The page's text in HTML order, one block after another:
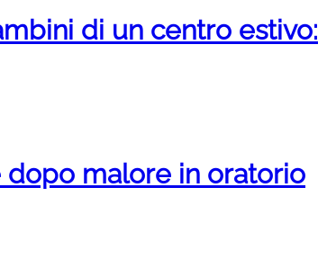
di un centro estivo:
malore in oratorio